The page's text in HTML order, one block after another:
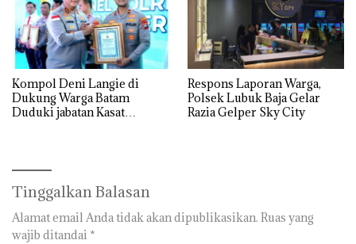
Kompol Deni Langie di
Dukung Warga Batam
Duduki jabatan Kasat
Respons Laporan Warga,
Polsek Lubuk Baja Gelar
Razia Gelper Sky City
Tinggalkan Balasan
Alamat email Anda tidak akan dipublikasikan. Ruas yang
wajib ditandai *